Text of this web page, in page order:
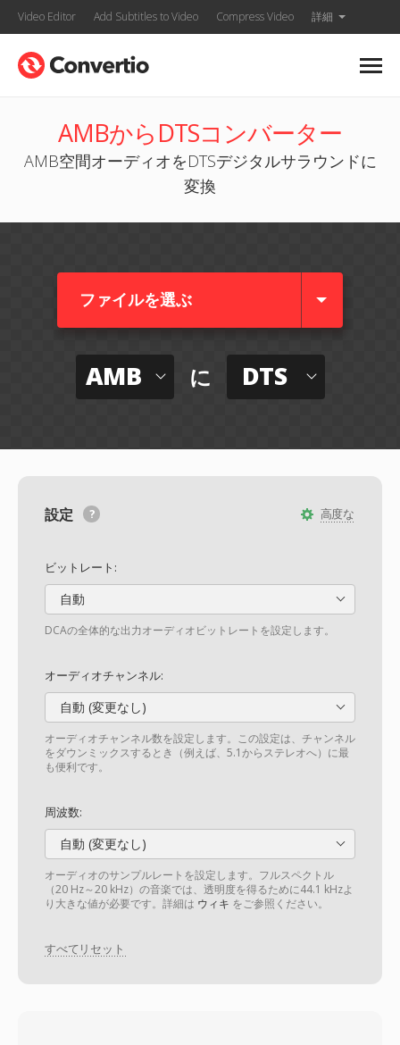
Video Editor Add Subtitles to Video Compress Video 詳細
AMBからDTSコンバーター
AMB空間オーディオをDTSデジタルサラウンドに
変換
ファイルを選ぶ
AMB に DTS
高度な
設定
ビットレート:
自動
DCAの全体的な出力オーディオビットレートを設定します。
オーディオチャンネル:
自動 (変更なし)
オーディオチャンネル数を設定します。この設定は、チャンネル
をダウンミックスするとき（例えば、5.1からステレオへ）に最
も便利です。
周波数:
自動 (変更なし)
オーディオのサンプルレートを設定します。フルスペクトル
（20 Hz～20 kHz）の音楽では、透明度を得るために44.1 kHzよ
り大きな値が必要です。詳細は ウィキ をご参照ください。
すべてリセット